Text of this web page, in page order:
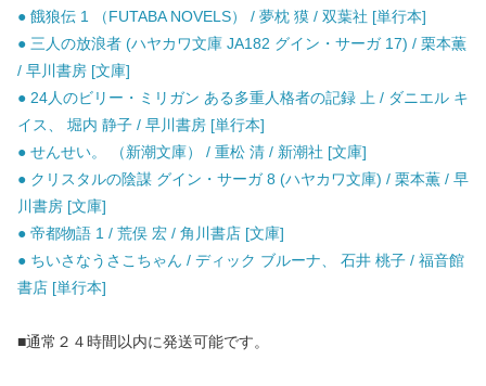
● 餓狼伝 1 （FUTABA NOVELS） / 夢枕 獏 / 双葉社 [単行本]
● 三人の放浪者 (ハヤカワ文庫 JA182 グイン・サーガ 17) / 栗本薫
/ 早川書房 [文庫]
● 24人のビリー・ミリガン ある多重人格者の記録 上 / ダニエル キ
イス、 堀内 静子 / 早川書房 [単行本]
● せんせい。 （新潮文庫） / 重松 清 / 新潮社 [文庫]
● クリスタルの陰謀 グイン・サーガ 8 (ハヤカワ文庫) / 栗本薫 / 早
川書房 [文庫]
● 帝都物語 1 / 荒俣 宏 / 角川書店 [文庫]
● ちいさなうさこちゃん / ディック ブルーナ、 石井 桃子 / 福音館
書店 [単行本]
■通常２４時間以内に発送可能です。